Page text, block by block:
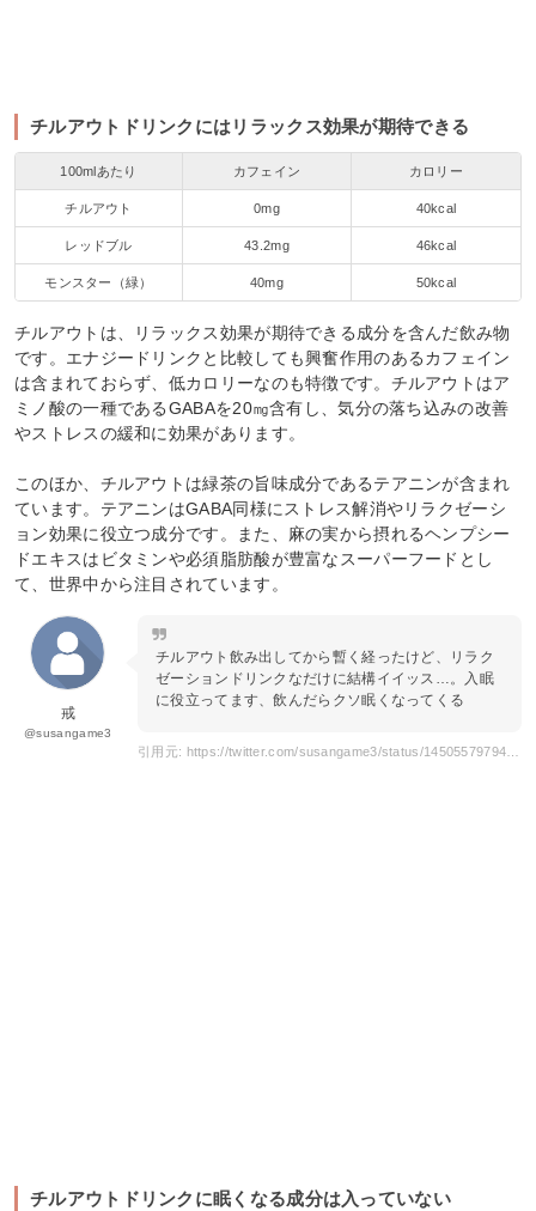
チルアウトドリンクにはリラックス効果が期待できる
100mlあたり カフェイン カロリー
チルアウト 0mg 40kcal
レッドブル 43.2mg 46kcal
モンスター（緑） 40mg 50kcal
チルアウトは、リラックス効果が期待できる成分を含んだ飲み物
です。エナジードリンクと比較しても興奮作用のあるカフェイン
は含まれておらず、低カロリーなのも特徴です。チルアウトはア
ミノ酸の一種であるGABAを20㎎含有し、気分の落ち込みの改善
やストレスの緩和に効果があります。
このほか、チルアウトは緑茶の旨味成分であるテアニンが含まれ
ています。テアニンはGABA同様にストレス解消やリラクゼーシ
ョン効果に役立つ成分です。また、麻の実から摂れるヘンプシー
ドエキスはビタミンや必須脂肪酸が豊富なスーパーフードとし
て、世界中から注目されています。
戒
@susangame3
チルアウト飲み出してから暫く経ったけど、リラク
ゼーションドリンクなだけに結構イイッス…。入眠
に役立ってます、飲んだらクソ眠くなってくる
チルアウトドリンクに眠くなる成分は入っていない